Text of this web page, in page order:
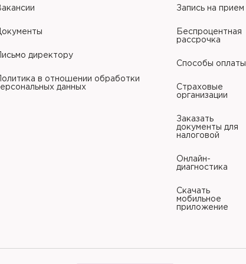
директору
в отношении обработки
данных
Запись на прием
Беспроцентная
рассрочка
Способы оплаты
Страховые
организации
Заказать
документы для
налоговой
Онлайн-
диагностика
Скачать
мобильное
приложение